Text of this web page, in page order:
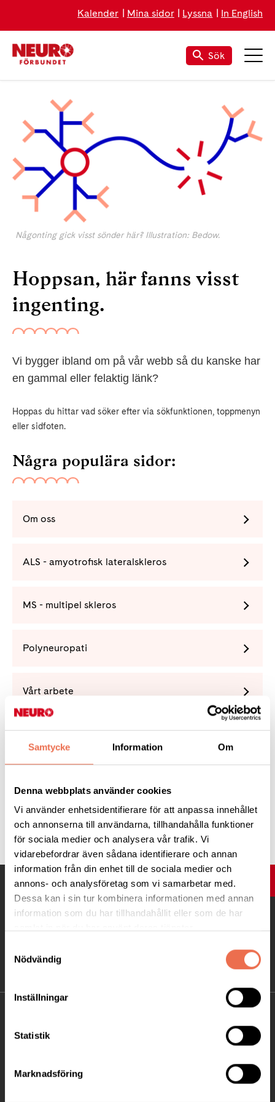
Samtycke Information Om
Denna webbplats använder cookies
Vi använder enhetsidentifierare för att anpassa innehållet
och annonserna till användarna, tillhandahålla funktioner
för sociala medier och analysera vår trafik. Vi
vidarebefordrar även sådana identifierare och annan
information från din enhet till de sociala medier och
annons- och analysföretag som vi samarbetar med.
Dessa kan i sin tur kombinera informationen med annan
information som du har tillhandahållit eller som de har
Nödvändig
Inställningar
Statistik
Marknadsföring
Kalender Mina sidor Lyssna In English
Sök
Någonting gick visst sönder här? Illustration: Bedow.
Hoppsan, här fanns visst
ingenting.
Vi bygger ibland om på vår webb så du kanske har
en gammal eller felaktig länk?
Hoppas du hittar vad söker efter via sökfunktionen, toppmenyn
eller sidfoten.
Några populära sidor:
Om oss
ALS - amyotrofisk lateralskleros
MS - multipel skleros
Polyneuropati
Vårt arbete
Förening
Tipsa
Telefon:08-677 70 10